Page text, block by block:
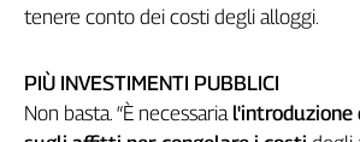
Archivio
2014
tenere conto dei costi degli alloggi.
PIÙ INVESTIMENTI PUBBLICI
Non basta. “È necessaria l'introduzione